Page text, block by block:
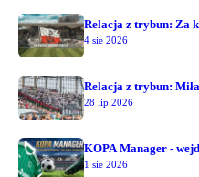
Relacja z trybun: Za
4 sie 2026
Relacja z trybun:
28 lip 2026
KOPA Manager -
1 sie 2026